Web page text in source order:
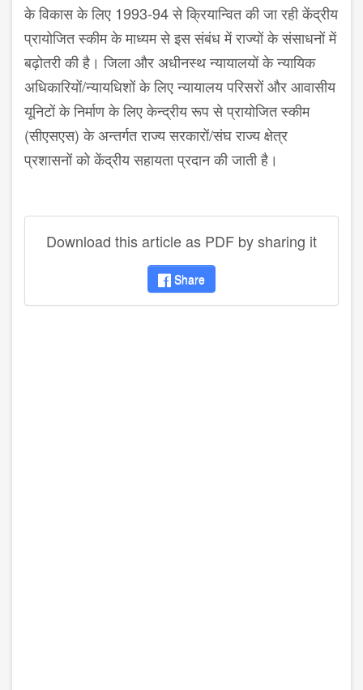
के विकास के लिए 1993-94 से क्रियान्‍वित की जा रही केंद्रीय
प्रायोजित स्‍कीम के माध्‍यम से इस संबंध में राज्‍यों के संसाधनों में
बढ़ोतरी की है। जिला और अधीनस्‍थ न्‍यायालयों के न्‍यायिक
अधिकारियों/न्‍यायधिशों के लिए न्‍यायालय परिसरों और आवासीय
यूनिटों के निर्माण के लिए केन्‍द्रीय रूप से प्रायोजित स्‍कीम
(सीएसएस) के अन्‍तर्गत राज्‍य सरकारों/संघ राज्‍य क्षेत्र
प्रशासनों को केंद्रीय सहायता प्रदान की जाती है।
Download this article as PDF by sharing it
Share